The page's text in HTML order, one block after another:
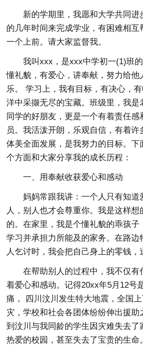
新的学期里，我愿和大学共同进
的几年时间来完成学业，有困难相互
一个上前。请大家监督我。
我叫xxx，是xxx中学初一(1)班
懂礼貌，有爱心，讲奉献，努力给他
乐。 学习上，我有目标，有决心，
洋中采撷无尽的宝藏。班级里，我是
同学的好朋友，更是一个有着责任感
员。我活泼开朗，乐观自信，有着许
体美全面发展，是我努力的目标。下
个方面和大家分享我的成长历程：
一、用奉献收获爱心和感动
妈妈常跟我讲：一个人只有知道
人，别人也才会尊重你。我是这样想
的。在家里，我是个懂礼貌的乖孩子
学习并承担力所能及的家务。在路边
人乞讨时，我会把自己身上的零钱，
在帮助别人的过程中，我不仅有
着爱心和感动。记得20xx年5月12号
痛， 四川汶川发生特大地震，全国
灾，学校和社会各团体纷纷伸出援助
到汶川与我同龄的学生因灾难失去了
热爱的校园，甚至失去了宝贵的生命